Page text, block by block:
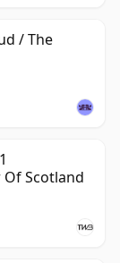
/ The
Of Scotland